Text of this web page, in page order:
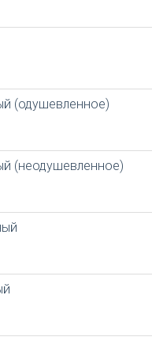
(одушевленное)
(неодушевленное)